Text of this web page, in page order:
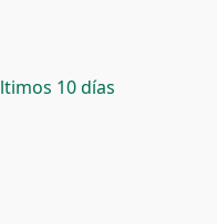
10 días